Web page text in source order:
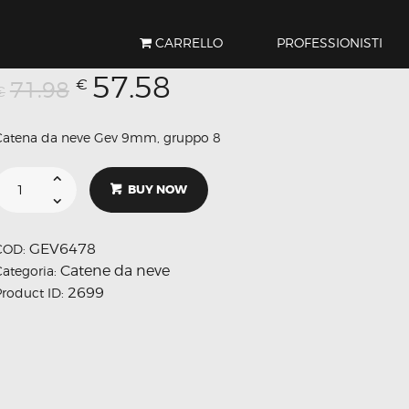
PROFESSIONISTI
CARRELLO
71.98 Il
prezzo
era:
€71.98.
€ 57.58Il
è:
€57.58.
da neve Gev 9mm, gruppo 8
NEVE
GEV6478
BUY NOW
GEV6478
Catene da neve
ID: 2699